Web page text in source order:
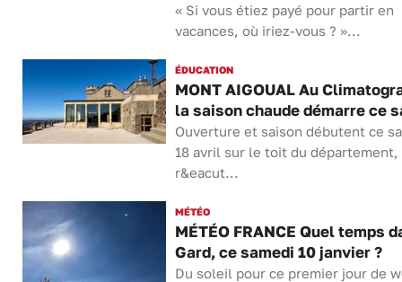
« Si vous étiez payé pour partir en
vacances, où iriez-vous ? »...
ÉDUCATION
MONT AIGOUAL Au
la saison chaude démarre ce
Ouverture et saison débutent ce
18 avril sur le toit du département,
r&eacut...
MÉTÉO
MÉTÉO FRANCE Quel temps
Gard, ce samedi 10 janvier ?
Du soleil pour ce premier jour de